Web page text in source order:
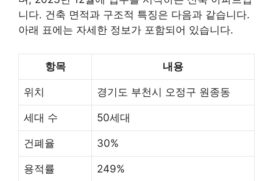
니다. 건축 면적과 구조적 특징은 다음과 같습니다.
아래 표에는 자세한 정보가 포함되어 있습니다.
항목 내용
위치 경기도 부천시 오정구 원종동
세대 수 50세대
건폐율 30%
용적률 249%